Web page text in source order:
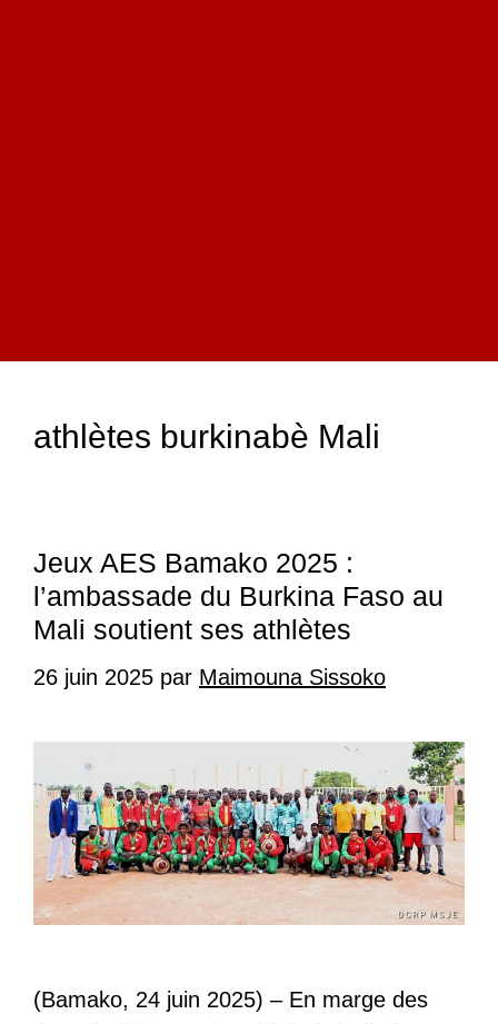
athlètes burkinabè Mali
Jeux AES Bamako 2025 :
l’ambassade du Burkina Faso au
Mali soutient ses athlètes
26 juin 2025 par Maimouna Sissoko
(Bamako, 24 juin 2025) – En marge des